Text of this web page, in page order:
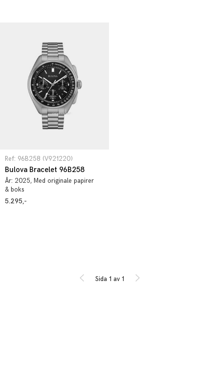
Ref: 96B258 (V921220)
Bulova Bracelet 96B258
År: 2025, Med originale papirer
& boks
5.295,-
Sida 1 av 1